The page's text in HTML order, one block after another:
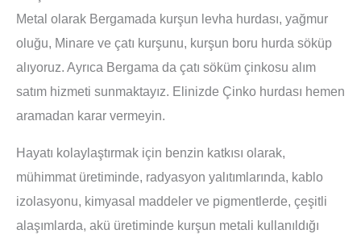
Metal olarak Bergamada kurşun levha hurdası, yağmur
oluğu, Minare ve çatı kurşunu, kurşun boru hurda söküp
alıyoruz. Ayrıca Bergama da çatı söküm çinkosu alım
satım hizmeti sunmaktayız. Elinizde Çinko hurdası hemen
aramadan karar vermeyin.
Hayatı kolaylaştırmak için benzin katkısı olarak,
mühimmat üretiminde, radyasyon yalıtımlarında, kablo
izolasyonu, kimyasal maddeler ve pigmentlerde, çeşitli
alaşımlarda, akü üretiminde kurşun metali kullanıldığı